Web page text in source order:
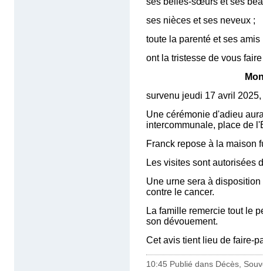
ses nièces et ses neveux ;
toute la parenté et ses amis
ont la tristesse de vous
survenu jeudi 17 avril
Une cérémonie d'adieu
intercommunale, place de
Franck repose à la maison
Les visites sont autorisées
Une urne sera à
contre le cancer.
La famille remercie tout le
son dévouement.
Cet avis tient lieu de faire-
10:45 Publié dans Décès,